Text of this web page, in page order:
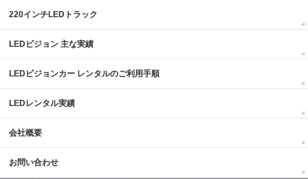
220インチLEDトラック
LEDビジョン 主な実績
LEDビジョンカー レンタルのご利用手順
LEDレンタル実績
会社概要
お問い合わせ